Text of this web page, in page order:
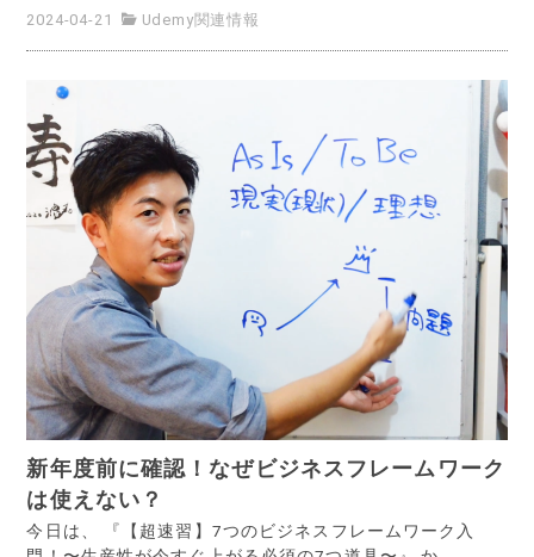
2024-04-21 Udemy関連情報
新年度前に確認！なぜビジネスフレームワーク
は使えない？
今日は、 『【超速習】7つのビジネスフレームワーク入